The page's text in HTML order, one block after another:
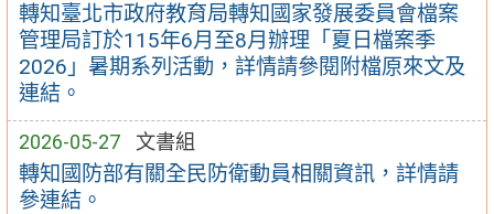
轉知臺北市政府教育局轉知國家發展委員會檔案
管理局訂於115年6月至8月辦理「夏日檔案季
2026」暑期系列活動，詳情請參閱附檔原來文及
連結。
2026-05-27 文書組
轉知國防部有關全民防衛動員相關資訊，詳情請
參連結。